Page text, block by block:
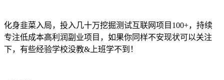
化身韭菜入局，投入几十万挖掘测试互联网项目100+，持续
专注低成本高利润副业项目，如果你同样不安现状可以关注
下，有些经验学校没教&上班学不到！